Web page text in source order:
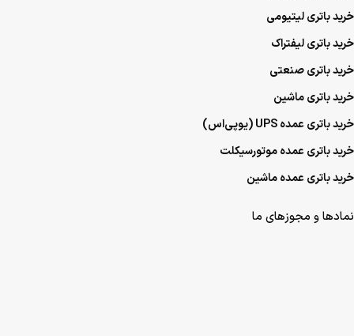
خرید باتری لیتیومی
خرید باتری لیفتراک
خرید باتری صنعتی
خرید باتری ماشین
خرید باتری عمده UPS (یو‌پی‌اس)
خرید باتری عمده موتورسیکلت
خرید باتری عمده ماشین
نمادها و مجوزهای ما